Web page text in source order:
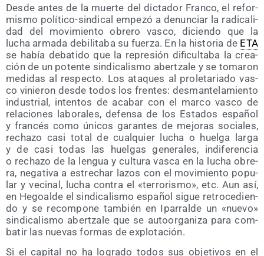
Des­de antes de la muer­te del dic­ta­dor Fran­co, el refor­
mis­mo polí­ti­co-sin­di­cal empe­zó a denun­ciar la radi­ca­li­
dad del movi­mien­to obre­ro vas­co, dicien­do que la
lucha arma­da debi­li­ta­ba su fuer­za. En la his­to­ria de ETA
se había deba­ti­do que la repre­sión difi­cul­ta­ba la crea­
ción de un poten­te sin­di­ca­lis­mo aber­tza­le y se toma­ron
medi­das al res­pec­to. Los ata­ques al pro­le­ta­ria­do vas­
co vinie­ron des­de todos los fren­tes: des­man­te­la­mien­to
indus­trial, inten­tos de aca­bar con el mar­co vas­co de
rela­cio­nes labo­ra­les, defen­sa de los Esta­dos espa­ñol
y fran­cés como úni­cos garan­tes de mejo­ras socia­les,
recha­zo casi total de cual­quier lucha o huel­ga lar­ga
y de casi todas las huel­gas gene­ra­les, indi­fe­ren­cia
o recha­zo de la len­gua y cul­tu­ra vas­ca en la lucha obre­
ra, nega­ti­va a estre­char lazos con el movi­mien­to popu­
lar y veci­nal, lucha con­tra el «terro­ris­mo», etc. Aun así,
en Hegoal­de el sin­di­ca­lis­mo espa­ñol sigue retro­ce­dien­
do y se recom­po­ne tam­bién en Ipa­rral­de un «nue­vo»
sin­di­ca­lis­mo aber­tza­le que se auto­or­ga­ni­za para com­
ba­tir las nue­vas for­mas de explotación.
Si el capi­tal no ha logra­do todos sus obje­ti­vos en el